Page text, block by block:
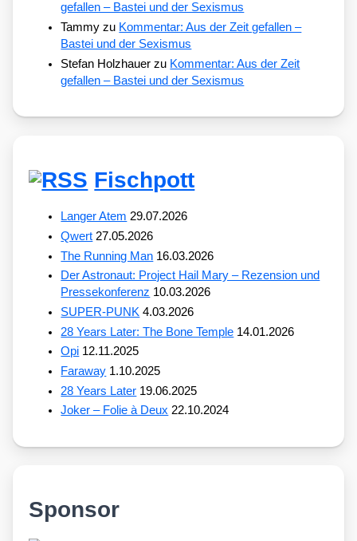
gefallen – Bastei und der Sexismus
Tammy zu Kommentar: Aus der Zeit gefallen –
Bastei und der Sexismus
Stefan Holzhauer zu Kommentar: Aus der Zeit
gefallen – Bastei und der Sexismus
Fischpott
Langer Atem 29.07.2026
Qwert 27.05.2026
The Running Man 16.03.2026
Der Astronaut: Project Hail Mary – Rezension und
Pressekonferenz 10.03.2026
SUPER-PUNK 4.03.2026
28 Years Later: The Bone Temple 14.01.2026
Opi 12.11.2025
Faraway 1.10.2025
28 Years Later 19.06.2025
Joker – Folie à Deux 22.10.2024
Sponsor